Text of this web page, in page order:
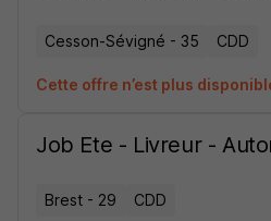
Cesson-Sévigné - 35 CDD
Cette offre n’est plus
Job Ete - Livreur -
Brest - 29 CDD